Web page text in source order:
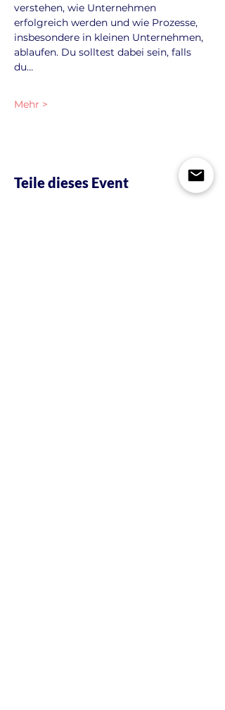
verstehen, wie Unternehmen
erfolgreich werden und wie Prozesse,
insbesondere in kleinen Unternehmen,
ablaufen. Du solltest dabei sein, falls
du…
Mehr >
Teile dieses Event